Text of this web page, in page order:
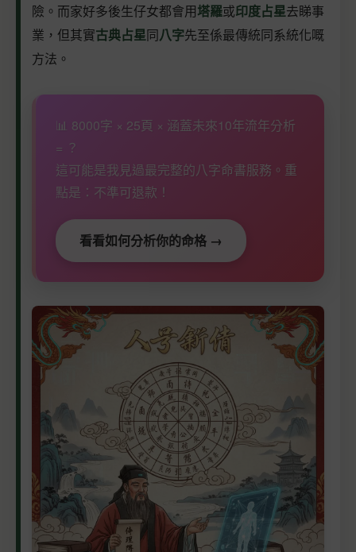
險。而家好多後生仔女都會用塔羅或印度占星去睇事
業，但其實古典占星同八字先至係最傳統同系統化嘅
方法。
📊 8000字 × 25頁 × 涵蓋未來10年流年分析
= ？
這可能是我見過最完整的八字命書服務。重
點是：不準可退款！
看看如何分析你的命格 →